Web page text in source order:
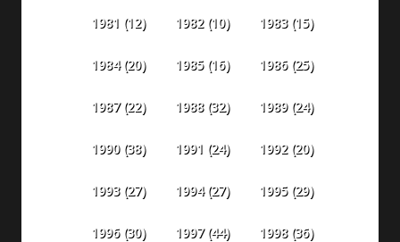
1981 (12) 1982(10) 1983(15)
1984(20) 1985(16) 1986(25)
1987(22) 1988(32) 1989(24)
1990(38) 1991 (24) 1992(20)
1993(27) 1994(27) 1995(29)
1996(30) 1997(44) 1998(36)